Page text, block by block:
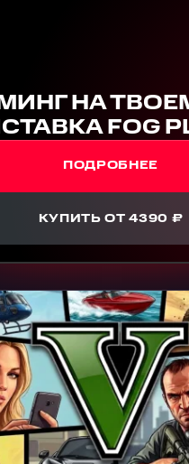
НА
FOG
ПОДРОБНЕЕ
КУПИТЬ ОТ 4390 ₽